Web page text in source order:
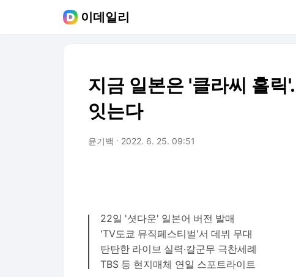
이데일리
지금 일본은 '클라씨 홀릭
잇는다
윤기백 2022. 6. 25. 09:51
22일 '셧다운' 일본어 버전 발매
'TV도쿄 뮤직페스티벌'서 데뷔 무대
탄탄한 라이브 실력·칼군무 극찬세례
TBS 등 현지매체 연일 스포트라이트